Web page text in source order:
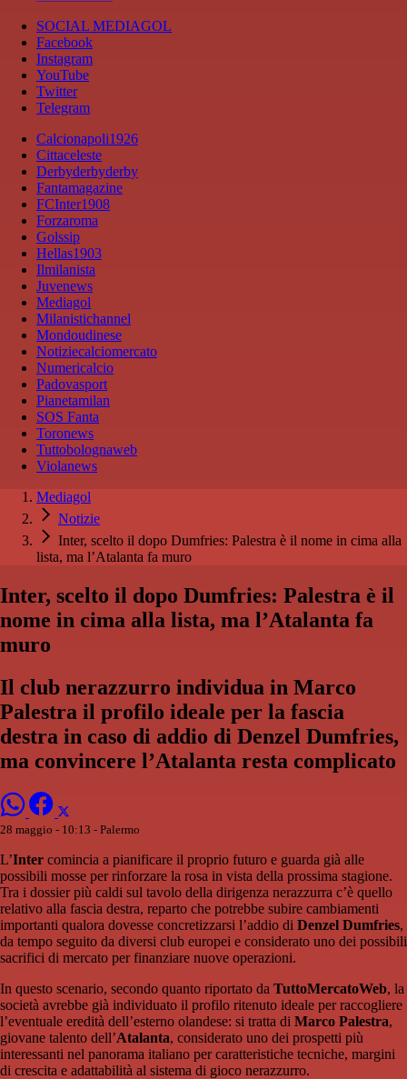
SOCIAL MEDIAGOL
Facebook
Instagram
YouTube
Twitter
Telegram
Calcionapoli1926
Cittaceleste
Derbyderbyderby
Fantamagazine
FCInter1908
Forzaroma
Golssip
Hellas1903
Ilmilanista
Juvenews
Mediagol
Milanistichannel
Mondoudinese
Notiziecalciomercato
Numericalcio
Padovasport
Pianetamilan
SOS Fanta
Toronews
Tuttobolognaweb
Violanews
Mediagol
Notizie
Inter, scelto il dopo Dumfries: Palestra è il nome in cima alla
lista, ma l’Atalanta fa muro
Inter, scelto il dopo Dumfries: Palestra è il
nome in cima alla lista, ma l’Atalanta fa
muro
Il club nerazzurro individua in Marco
Palestra il profilo ideale per la fascia
destra in caso di addio di Denzel Dumfries,
ma convincere l’Atalanta resta complicato
28 maggio - 10:13 - Palermo
L’Inter comincia a pianificare il proprio futuro e guarda già alle
possibili mosse per rinforzare la rosa in vista della prossima stagione.
Tra i dossier più caldi sul tavolo della dirigenza nerazzurra c’è quello
relativo alla fascia destra, reparto che potrebbe subire cambiamenti
importanti qualora dovesse concretizzarsi l’addio di Denzel Dumfries,
da tempo seguito da diversi club europei e considerato uno dei possibili
sacrifici di mercato per finanziare nuove operazioni.
In questo scenario, secondo quanto riportato da TuttoMercatoWeb, la
società avrebbe già individuato il profilo ritenuto ideale per raccogliere
l’eventuale eredità dell’esterno olandese: si tratta di Marco Palestra,
giovane talento dell’Atalanta, considerato uno dei prospetti più
interessanti nel panorama italiano per caratteristiche tecniche, margini
di crescita e adattabilità al sistema di gioco nerazzurro.